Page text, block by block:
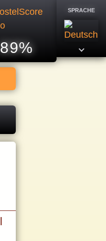
89%
SPRACHE